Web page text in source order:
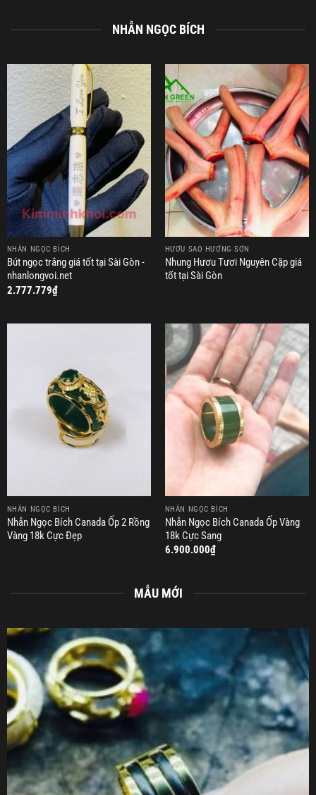
NHẪN NGỌC BÍCH
NHẪN NGỌC BÍCH
Bút ngọc trắng giá tốt tại Sài Gòn -
nhanlongvoi.net
2.777.779₫
HƯƠU SAO HƯƠNG SƠN
Nhung Hươu Tươi Nguyên Cặp giá
tốt tại Sài Gòn
NHẪN NGỌC BÍCH
Nhẫn Ngọc Bích Canada Ốp 2 Rồng
Vàng 18k Cực Đẹp
NHẪN NGỌC BÍCH
Nhẫn Ngọc Bích Canada Ốp Vàng
18k Cực Sang
6.900.000₫
MẪU MỚI